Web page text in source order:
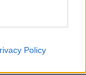
Policy
данни в